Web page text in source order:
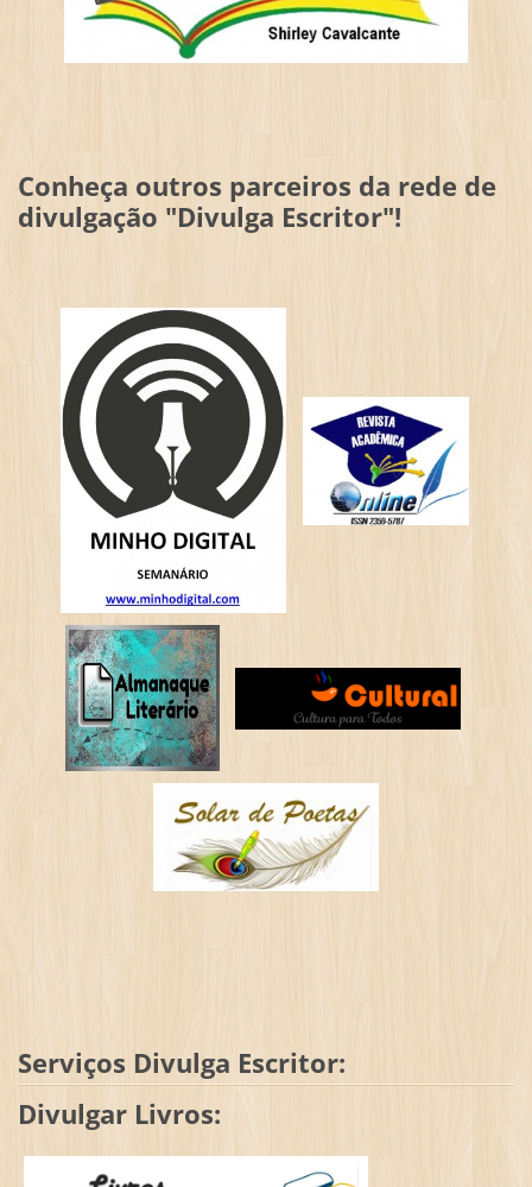
Conheça outros parceiros da rede de
divulgação "Divulga Escritor"!
Serviços Divulga Escritor:
Divulgar Livros: